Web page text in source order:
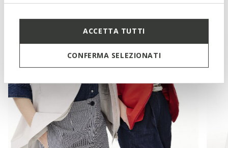
ACCETTA TUTTI
CONFERMA SELEZIONATI